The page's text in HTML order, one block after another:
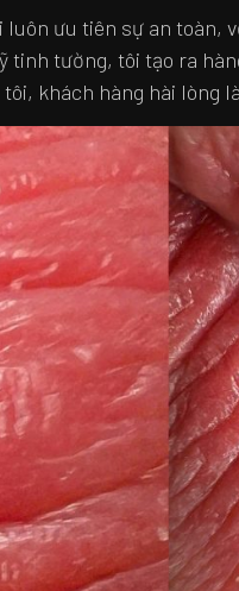
ưu tiên sự an toàn,
tinh tường, tôi tạo ra
khách hàng hài lòng